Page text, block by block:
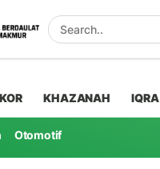
KHAZANAH IQRA
Otomotif